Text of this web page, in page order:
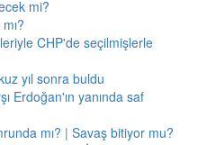
mi?
CHP'de seçilmişlerle
yıl sonra buldu
Erdoğan'ın yanında saf
mı? | Savaş bitiyor mu?